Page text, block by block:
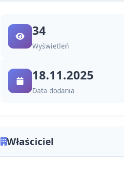
34
Wyświetleń
18.11.2025
Data dodania
Właściciel